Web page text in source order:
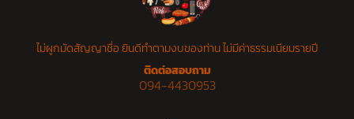
ไม่ผูกมัดสัญญาชื่อ ยินดีทำตามงบของท่าน ไม่มีค่าธรรมเนียมรายปี
ติดต่อสอบถาม
094-4430953